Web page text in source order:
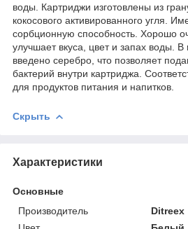
воды. Картриджи изготовлены из
кокосового активированного угля.
сорбционную способность. Хорошо
улучшает вкуса, цвет и запах воды.
введено серебро, что позволяет
бактерий внутри картриджа.
для продуктов питания и напитков.
Скрыть
Характеристики
Основные
Производитель
Ditreex